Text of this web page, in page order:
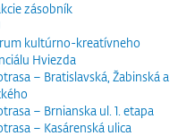
zásobník
kultúrno-kreatívneho
Hviezda
– Bratislavská, Žabinská a
– Brnianska ul. 1. etapa
– Kasárenská ulica